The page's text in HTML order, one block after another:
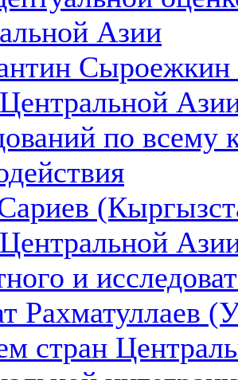
Азии
Сыроежкин
по всему
и
Рахматуллаев
стран